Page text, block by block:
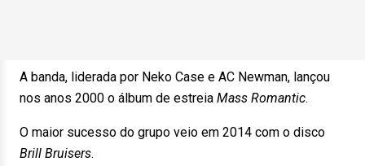
A banda, liderada por Neko Case e AC Newman, lançou
nos anos 2000 o álbum de estreia Mass Romantic.
O maior sucesso do grupo veio em 2014 com o disco
Brill Bruisers.